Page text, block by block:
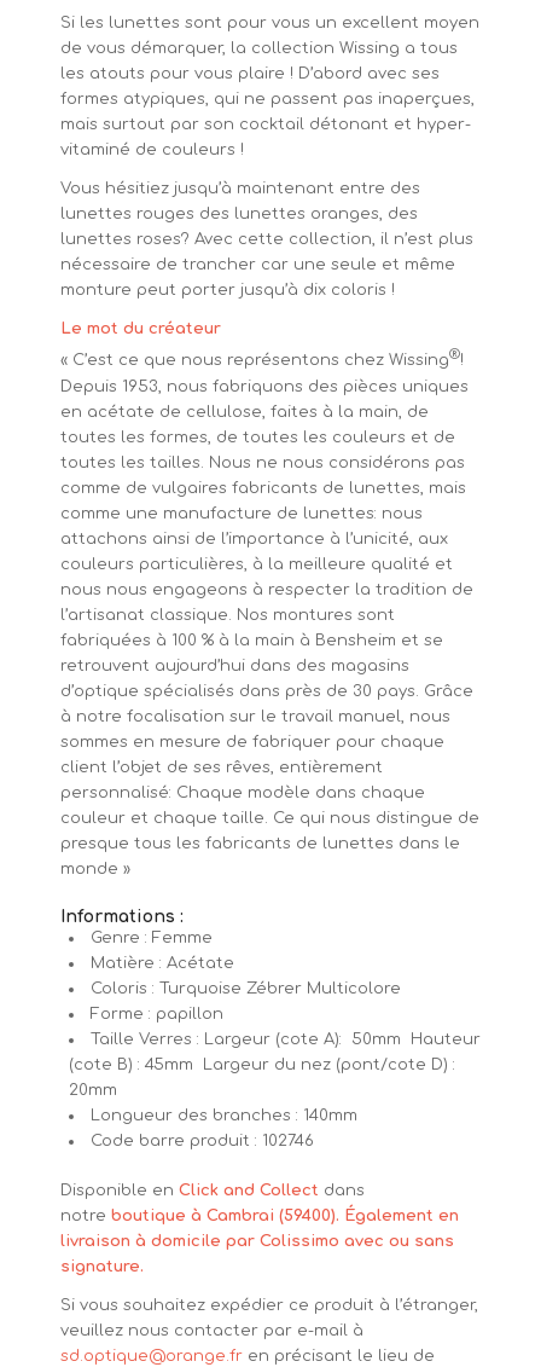
Si les lunettes sont pour vous un excellent moyen
de vous démarquer, la collection Wissing a tous
les atouts pour vous plaire ! D’abord avec ses
formes atypiques, qui ne passent pas inaperçues,
mais surtout par son cocktail détonant et hyper-
vitaminé de couleurs !
Vous hésitiez jusqu’à maintenant entre des
lunettes rouges des lunettes oranges, des
lunettes roses? Avec cette collection, il n’est plus
nécessaire de trancher car une seule et même
monture peut porter jusqu’à dix coloris !
Le mot du créateur
« C’est ce que nous représentons chez Wissing®!
Depuis 1953, nous fabriquons des pièces uniques
en acétate de cellulose, faites à la main, de
toutes les formes, de toutes les couleurs et de
toutes les tailles. Nous ne nous considérons pas
comme de vulgaires fabricants de lunettes, mais
comme une manufacture de lunettes: nous
attachons ainsi de l’importance à l’unicité, aux
couleurs particulières, à la meilleure qualité et
nous nous engageons à respecter la tradition de
l’artisanat classique. Nos montures sont
fabriquées à 100 % à la main à Bensheim et se
retrouvent aujourd’hui dans des magasins
d’optique spécialisés dans près de 30 pays. Grâce
à notre focalisation sur le travail manuel, nous
sommes en mesure de fabriquer pour chaque
client l’objet de ses rêves, entièrement
personnalisé: Chaque modèle dans chaque
couleur et chaque taille. Ce qui nous distingue de
presque tous les fabricants de lunettes dans le
monde »
Informations :
Genre : Femme
Matière : Acétate
Coloris : Turquoise Zébrer Multicolore
Forme : papillon
Taille Verres : Largeur (cote A): 50mm Hauteur
(cote B) : 45mm Largeur du nez (pont/cote D) :
20mm
Longueur des branches : 140mm
Code barre produit : 102746
Disponible en Click and Collect dans
notre boutique à Cambrai (59400). Également en
livraison à domicile par Colissimo avec ou sans
signature.
Si vous souhaitez expédier ce produit à l’étranger,
veuillez nous contacter par e-mail à
sd.optique@orange.fren précisant le lieu de